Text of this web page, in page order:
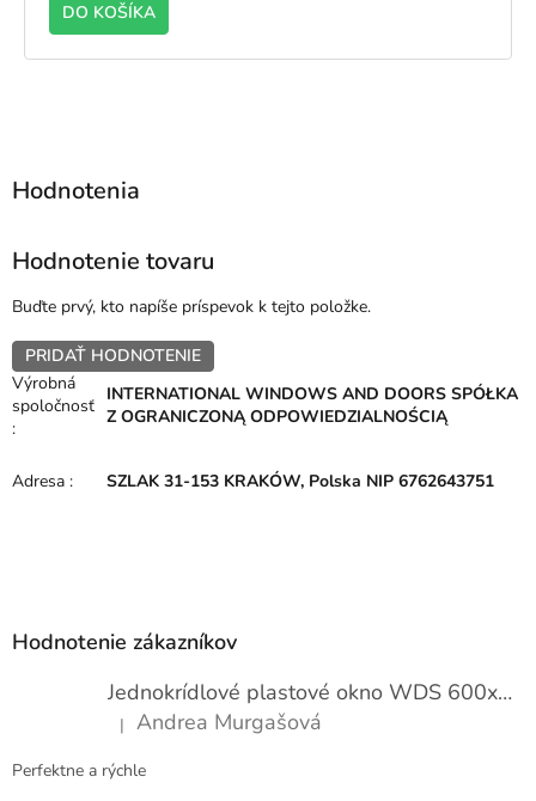
DO KOŠÍKA
Hodnotenie tovaru
Buďte prvý, kto napíše príspevok k tejto položke.
PRIDAŤ HODNOTENIE
Výrobná
spoločnosť
:
INTERNATIONAL WINDOWS AND DOORS SPÓŁKA
Z OGRANICZONĄ ODPOWIEDZIALNOŚCIĄ
Adresa : SZLAK 31-153 KRAKÓW, Polska NIP 6762643751
Hodnotenie zákazníkov
Jednokrídlové plastové okno WDS 600x1000
Hodnotenie produktu je 5 z 5 hviezdičiek.
| Andrea Murgašová
Perfektne a rýchle